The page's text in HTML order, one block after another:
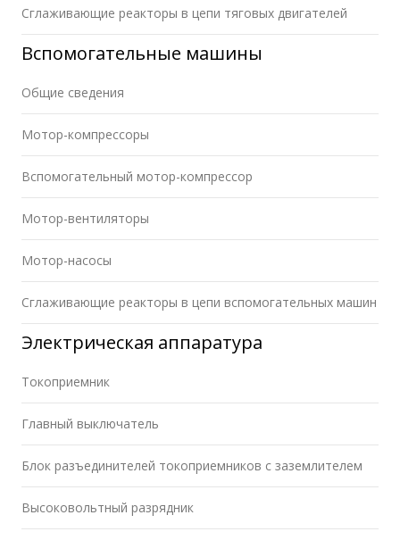
Сглаживающие реакторы в цепи тяговых двигателей
Вспомогательные машины
Общие сведения
Мотор-компрессоры
Вспомогательный мотор-компрессор
Мотор-вентиляторы
Мотор-насосы
Сглаживающие реакторы в цепи вспомогательных машин
Электрическая аппаратура
Токоприемник
Главный выключатель
Блок разъединителей токоприемников с заземлителем
Высоковольтный разрядник